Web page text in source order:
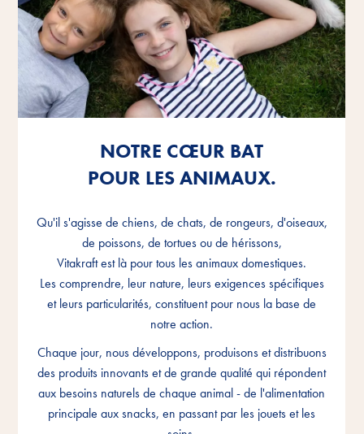
NOTRE CŒUR BAT
POUR LES ANIMAUX.
Qu'il s'agisse de chiens, de chats, de rongeurs, d'oiseaux,
de poissons, de tortues ou de hérissons,
Vitakraft est là pour tous les animaux domestiques.
Les comprendre, leur nature, leurs exigences spécifiques
et leurs particularités, constituent pour nous la base de
notre action.
Chaque jour, nous développons, produisons et distribuons
des produits innovants et de grande qualité qui répondent
aux besoins naturels de chaque animal - de l'alimentation
principale aux snacks, en passant par les jouets et les
NOTRE CŒUR BAT
POUR LES ANIMAUX.
Qu'il s'agisse de chiens, de chats, de rongeurs, d'oiseaux,
de poissons, de tortues ou de hérissons,
Vitakraft est là pour tous les animaux domestiques.
Les comprendre, leur nature, leurs exigences spécifiques
et leurs particularités, constituent pour nous la base de
notre action.
Chaque jour, nous développons, produisons et distribuons
des produits innovants et de grande qualité qui répondent
aux besoins naturels de chaque animal - de l'alimentation
principale aux snacks, en passant par les jouets et les
NOTRE CŒUR BAT
POUR LES ANIMAUX.
Qu'il s'agisse de chiens, de chats, de rongeurs, d'oiseaux,
de poissons, de tortues ou de hérissons,
Vitakraft est là pour tous les animaux domestiques.
Les comprendre, leur nature, leurs exigences spécifiques
et leurs particularités, constituent pour nous la base de
notre action.
Chaque jour, nous développons, produisons et distribuons
des produits innovants et de grande qualité qui répondent
aux besoins naturels de chaque animal - de l'alimentation
principale aux snacks, en passant par les jouets et les